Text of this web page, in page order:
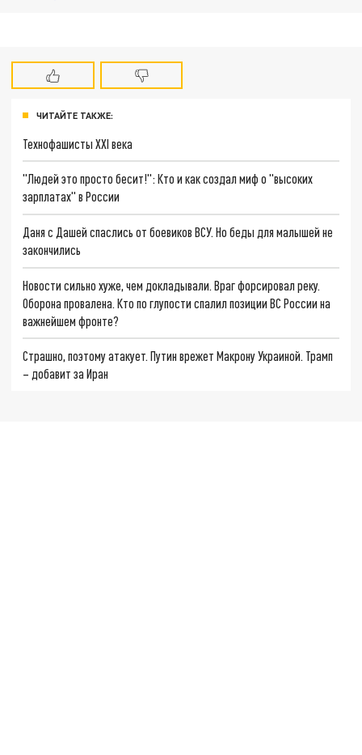
ЧИТАЙТЕ ТАКЖЕ:
Технофашисты XXI века
"Людей это просто бесит!": Кто и как создал миф о "высоких
зарплатах" в России
Даня с Дашей спаслись от боевиков ВСУ. Но беды для малышей не
закончились
Новости сильно хуже, чем докладывали. Враг форсировал реку.
Оборона провалена. Кто по глупости спалил позиции ВС России на
важнейшем фронте?
Страшно, поэтому атакует. Путин врежет Макрону Украиной. Трамп
– добавит за Иран